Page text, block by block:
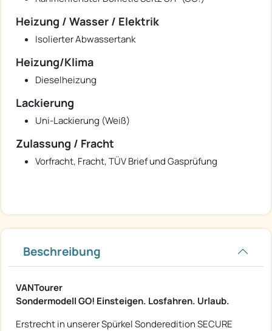
Heizung / Wasser / Elektrik
Isolierter Abwassertank
Heizung/Klima
Dieselheizung
Lackierung
Uni-Lackierung (Weiß)
Zulassung / Fracht
Vorfracht, Fracht, TÜV Brief und Gasprüfung
Beschreibung
VANTourer
Sondermodell GO! Einsteigen. Losfahren. Urlaub.
Erstrecht in unserer Spürkel Sonderedition SECURE